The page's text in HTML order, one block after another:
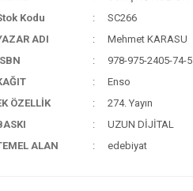
Kodu
SC266
ADI
Mehmet KARASU
978-975-2405-74-5
Enso
ÖZELLİK
274. Yayın
UZUN DİJİTAL
ALAN
edebiyat